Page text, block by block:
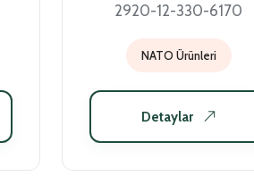
2920-12-330-6170
NATO Ürünleri
Detaylar